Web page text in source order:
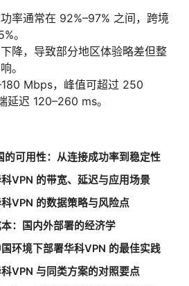
率通常在 92%–97% 之间，跨境
。
降，导致部分地区体验略差但整
。
Mbps，峰值可超过 250
延迟 120–260 ms。
的可用性：从连接成功率到稳定性
VPN 的带宽、延迟与应用场景
VPN 的数据策略与风险点
：国内外部署的经济学
环境下部署华科VPN 的最佳实践
VPN 与同类方案的对照要点